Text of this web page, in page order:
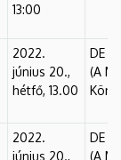
13:00
2022.
június 20.,
hétfő, 13.00
DE
(A
2022.
június 20.,
DE
(A